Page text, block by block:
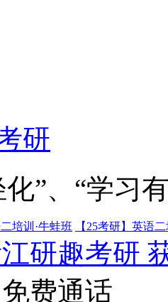
研
”、“学习
培训·牛蛙班 【25考研】英语
研趣考研
免费通话